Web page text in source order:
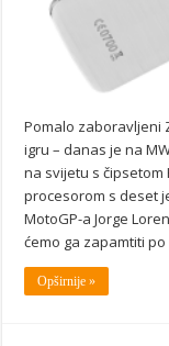
Pomalo zaboravljeni
igru – danas je na
na svijetu s čipsetom
procesorom s deset
MotoGP-a Jorge
ćemo ga zapamtiti
Opširnije »